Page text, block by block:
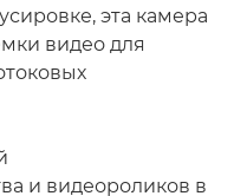
эта камера
видео для
и видеороликов в